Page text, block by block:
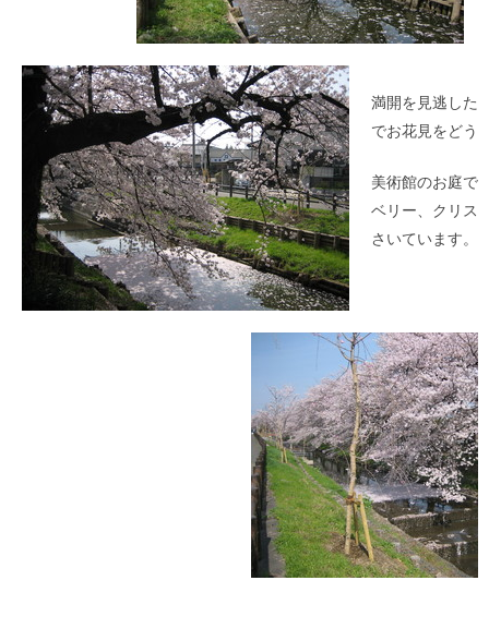
満開を見逃した
でお花見をどう
美術館のお庭
ベリー、クリス
さいています。